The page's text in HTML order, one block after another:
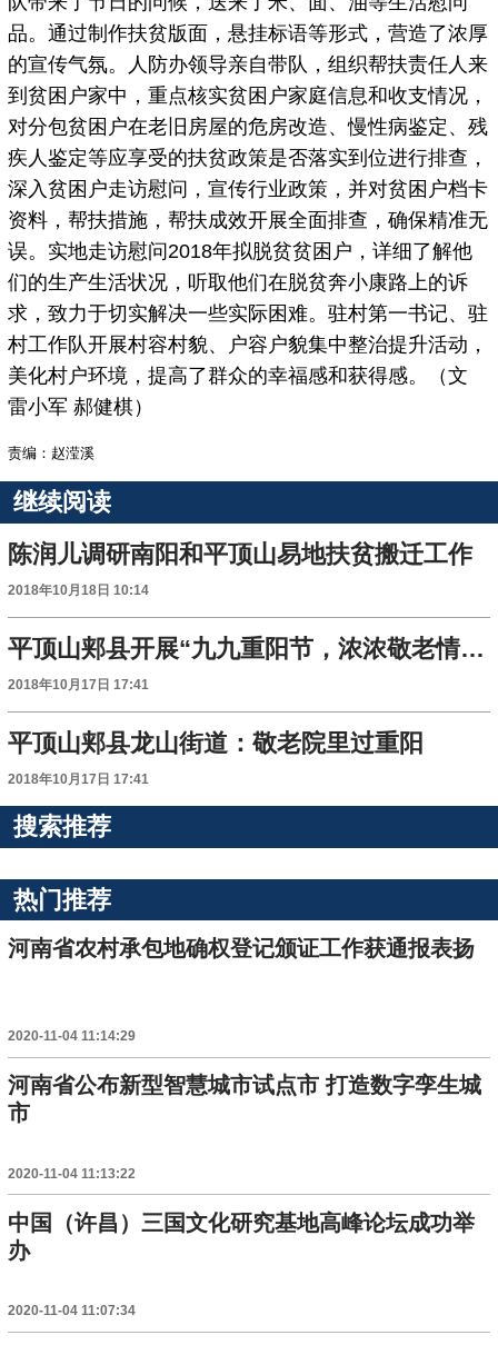
品。通过制作扶贫版面，悬挂标语等形式，营造了浓厚
的宣传气氛。人防办领导亲自带队，组织帮扶责任人来
到贫困户家中，重点核实贫困户家庭信息和收支情况，
对分包贫困户在老旧房屋的危房改造、慢性病鉴定、残
疾人鉴定等应享受的扶贫政策是否落实到位进行排查，
深入贫困户走访慰问，宣传行业政策，并对贫困户档卡
资料，帮扶措施，帮扶成效开展全面排查，确保精准无
误。实地走访慰问2018年拟脱贫贫困户，详细了解他
们的生产生活状况，听取他们在脱贫奔小康路上的诉
求，致力于切实解决一些实际困难。驻村第一书记、驻
村工作队开展村容村貌、户容户貌集中整治提升活动，
美化村户环境，提高了群众的幸福感和获得感。（文
雷小军 郝健棋）
责编：赵滢溪
继续阅读
陈润儿调研南阳和平顶山易地扶贫搬迁工作
2018年10月18日 10:14
平顶山郏县开展“九九重阳节，浓浓敬老情”亲属联谊大会
2018年10月17日 17:41
平顶山郏县龙山街道：敬老院里过重阳
2018年10月17日 17:41
搜索推荐
热门推荐
河南省农村承包地确权登记颁证工作获通报表扬
2020-11-04 11:14:29
河南省公布新型智慧城市试点市 打造数字孪生城
市
2020-11-04 11:13:22
中国（许昌）三国文化研究基地高峰论坛成功举
办
2020-11-04 11:07:34